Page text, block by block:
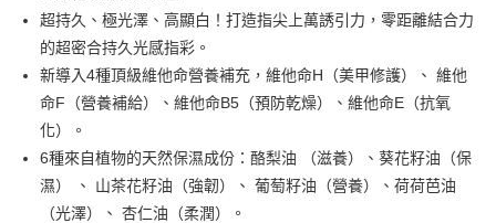
街口支付
悠遊付
運送方式
全家取貨付款
每筆NT$80，滿NT$499(含以上)免運費
超持久、極光澤、高顯白！打造指尖上萬誘引力，零距離結合力
的超密合持久光感指彩。
新導入4種頂級維他命營養補充，維他命H（美甲修護）、 維他
命F（營養補給）、維他命B5（預防乾燥）、維他命E（抗氧
化）。
6種來自植物的天然保濕成份：酪梨油 （滋養）、葵花籽油（保
濕） 、 山茶花籽油（強韌）、 葡萄籽油（營養）、荷荷芭油
（光澤）、 杏仁油（柔潤）。